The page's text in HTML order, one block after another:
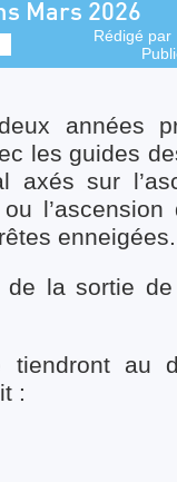
Mars 2026
Rédigé par
années
les guides
axés sur
enneigées.
la sortie
au
: